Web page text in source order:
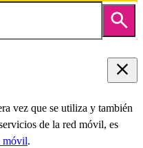
vez que se utiliza y también
de la red móvil, es
móvil.